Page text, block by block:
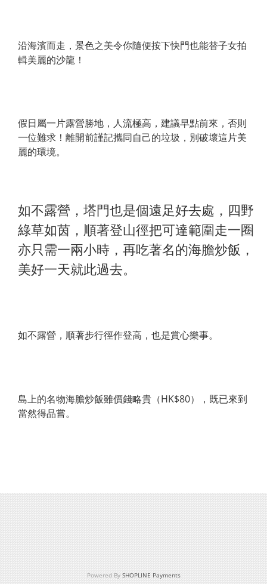
沿海濱而走，景色之美令你隨便按下快門也能替子女拍
輯美麗的沙龍！
假日屬一片露營勝地，人流極高，建議早點前來，否則
一位難求！離開前謹記攜同自己的垃圾，別破壞這片美
麗的環境。
如不露營，塔門也是個遠足好去處，四野
綠草如茵，順著登山徑把可達範圍走一圈
亦只需一兩小時，再吃著名的海膽炒飯，
美好一天就此過去。
如不露營，順著步行徑作登高，也是賞心樂事。
島上的名物海膽炒飯雖價錢略貴（HK$80），既已來到
當然得品嘗。
Powered By SHOPLINE Payments